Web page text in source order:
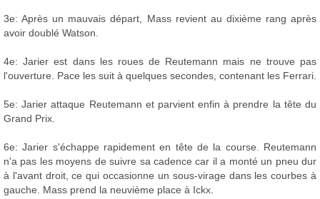
3e: Après un mauvais départ, Mass revient au dixième rang après
avoir doublé Watson.
4e: Jarier est dans les roues de Reutemann mais ne trouve pas
l'ouverture. Pace les suit à quelques secondes, contenant les Ferrari.
5e: Jarier attaque Reutemann et parvient enfin à prendre la tête du
Grand Prix.
6e: Jarier s'échappe rapidement en tête de la course. Reutemann
n'a pas les moyens de suivre sa cadence car il a monté un pneu dur
à l'avant droit, ce qui occasionne un sous-virage dans les courbes à
gauche. Mass prend la neuvième place à Ickx.